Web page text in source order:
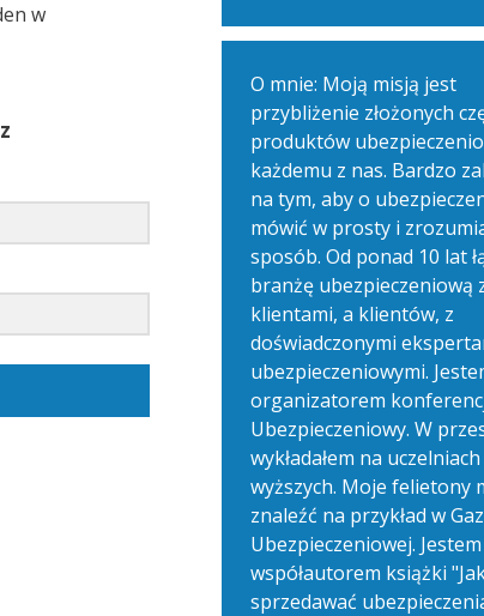
w
O mnie: Moją misją jest
przybliżenie złożonych
produktów
każdemu z nas. Bardzo
na tym, aby o
mówić w prosty i
sposób. Od ponad 10 lat
branżę ubezpieczeniową
klientami, a klientów, z
doświadczonymi
ubezpieczeniowymi.
organizatorem
Ubezpieczeniowy. W
wykładałem na uczelniach
wyższych. Moje felietony
znaleźć na przykład w
Ubezpieczeniowej. Jestem
współautorem książki
sprzedawać